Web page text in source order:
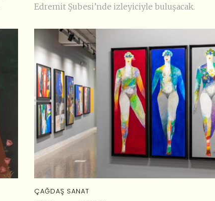
Edremit Şubesi’nde izleyiciyle buluşacak.
ÇAĞDAŞ SANAT